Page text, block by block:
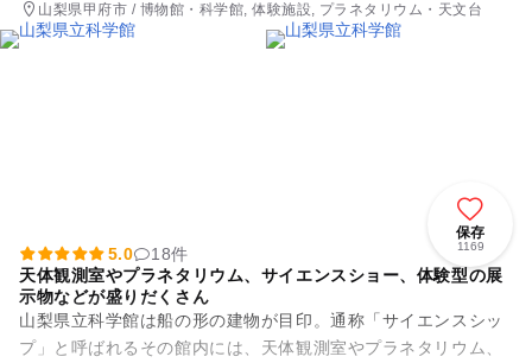
山梨県甲府市 / 博物館・科学館, 体験施設, プラネタリウム・天文台
保存
1169
5.0
18件
天体観測室やプラネタリウム、サイエンスショー、体験型の展
示物などが盛りだくさん
山梨県立科学館は船の形の建物が目印。通称「サイエンスシッ
プ」と呼ばれるその館内には、天体観測室やプラネタリウム、